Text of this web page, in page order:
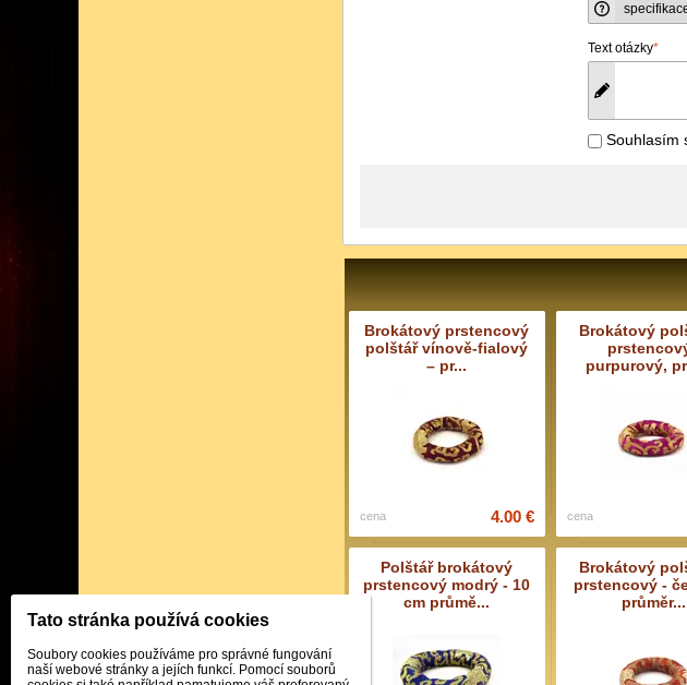
Text otázky*
Souhlasím
Brokátový prstencový
polštář vínově-fialový
– pr...
cena 4.00 €
Brokátový
purpurový,
cena
Polštář brokátový
prstencový modrý - 10
cm průmě...
Brokátový
prstencový -
průměr...
Tato stránka používá cookies
Soubory cookies používáme pro správné fungování
naší webové stránky a jejích funkcí. Pomocí souborů